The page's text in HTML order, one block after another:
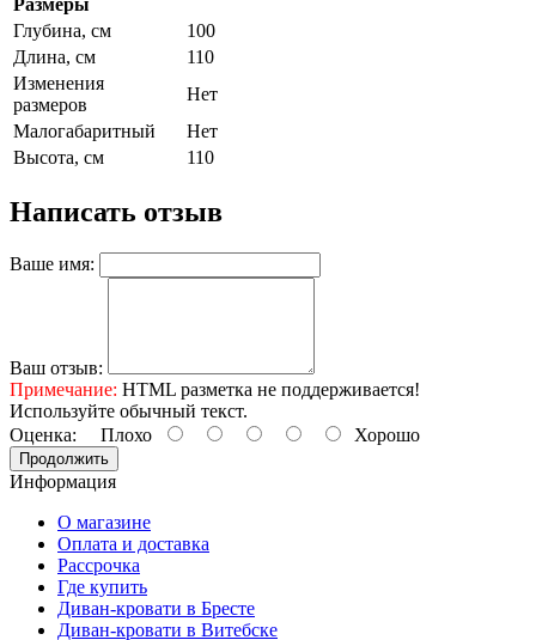
Размеры
Глубина, см
100
Длина, см
110
Изменения
размеров
Нет
Малогабаритный
Нет
Высота, см
110
Написать отзыв
Ваше имя:
Ваш отзыв:
Примечание: HTML разметка не поддерживается!
Используйте обычный текст.
Оценка: Плохо Хорошо
Продолжить
Информация
О магазине
Оплата и доставка
Рассрочка
Где купить
Диван-кровати в Бресте
Диван-кровати в Витебске